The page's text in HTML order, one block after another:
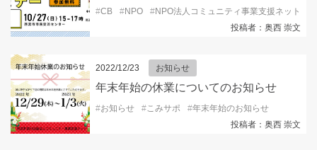
#CB #NPO #NPO法人コミュニティ事業支援ネット
投稿者：奥西 崇文
2022/12/23 お知らせ
年末年始の休業についてのお知らせ
#お知らせ #こみサポ #年末年始のお知らせ
投稿者：奥西 崇文